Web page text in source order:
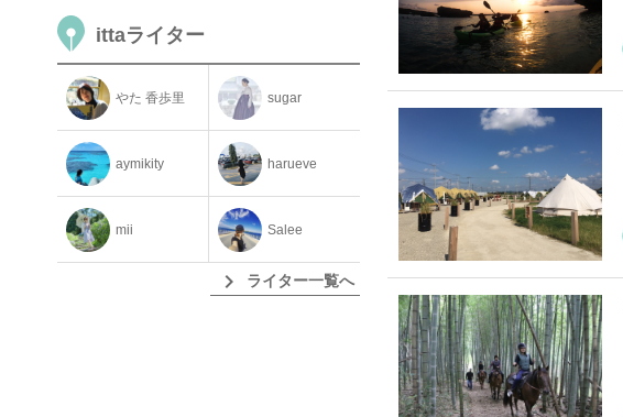
ittaライター
やた 香歩里 sugar
aymikity harueve
mii Salee
chevron_right ライター一覧へ